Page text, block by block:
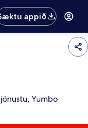
appið
Yumbo